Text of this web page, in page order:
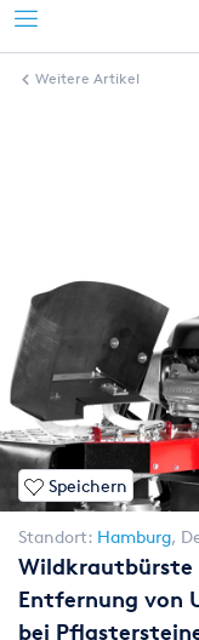
Weitere Artikel
Speichern
Standort: Hamburg,
Wildkrautbürste
Entfernung von
bei